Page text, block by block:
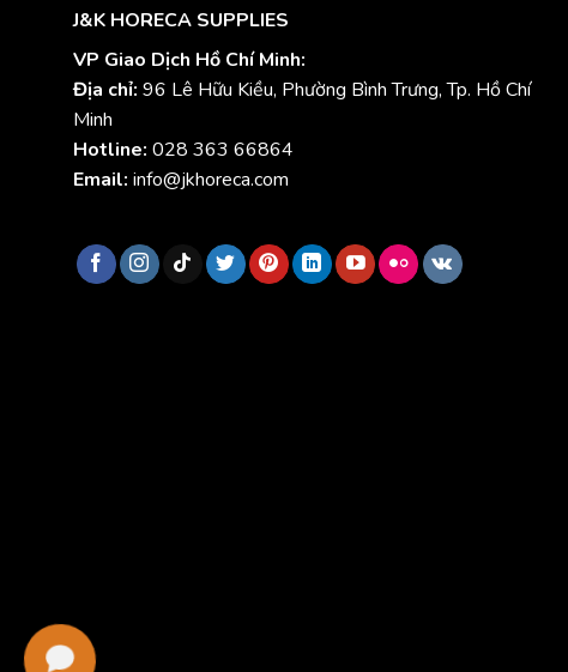
J&K HORECA SUPPLIES
VP Giao Dịch Hồ Chí Minh:
Địa chỉ: 96 Lê Hữu Kiều, Phường Bình Trưng, Tp. Hồ Chí
Minh
Hotline: 028 363 66864
Email: info@jkhoreca.com